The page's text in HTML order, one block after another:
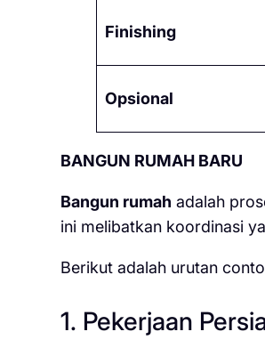
Finishing
Opsional
BANGUN RUMAH BARU
Bangun rumah adalah
ini melibatkan koordinasi
Berikut adalah urutan
1. Pekerjaan